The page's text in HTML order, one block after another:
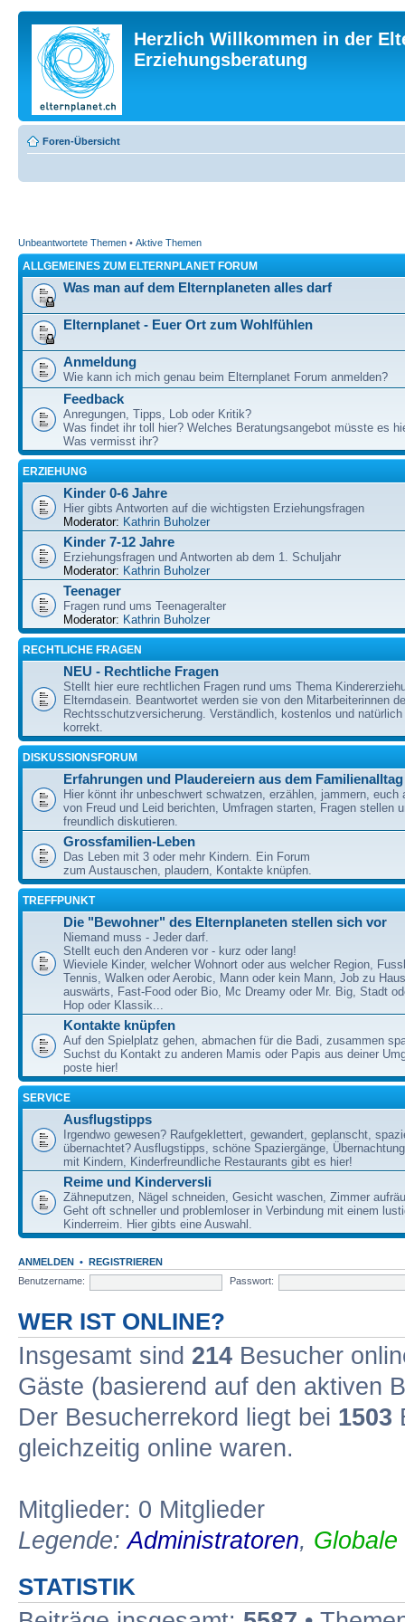
Herzlich Willkommen in der
Erziehungsberatung
Foren-Übersicht
Unbeantwortete Themen • Aktive Themen
ALLGEMEINES ZUM ELTERNPLANET FORUM
Was man auf dem Elternplaneten alles darf
Elternplanet - Euer Ort zum Wohlfühlen
Anmeldung
Wie kann ich mich genau beim Elternplanet Forum anmelden?
Feedback
Anregungen, Tipps, Lob oder Kritik?
Was findet ihr toll hier? Welches Beratungsangebot müsste es
Was vermisst ihr?
ERZIEHUNG
Kinder 0-6 Jahre
Hier gibts Antworten auf die wichtigsten Erziehungsfragen
Moderator: Kathrin Buholzer
Kinder 7-12 Jahre
Erziehungsfragen und Antworten ab dem 1. Schuljahr
Moderator: Kathrin Buholzer
Teenager
Fragen rund ums Teenageralter
Moderator: Kathrin Buholzer
RECHTLICHE FRAGEN
NEU - Rechtliche Fragen
Stellt hier eure rechtlichen Fragen rund ums Thema
Elterndasein. Beantwortet werden sie von den Mitarbeiterinnen
Rechtsschutzversicherung. Verständlich, kostenlos und
korrekt.
DISKUSSIONSFORUM
Erfahrungen und Plaudereiern aus dem Familienalltag
Hier könnt ihr unbeschwert schwatzen, erzählen, jammern, euch
von Freud und Leid berichten, Umfragen starten, Fragen stellen
freundlich diskutieren.
Grossfamilien-Leben
Das Leben mit 3 oder mehr Kindern. Ein Forum
zum Austauschen, plaudern, Kontakte knüpfen.
TREFFPUNKT
Die "Bewohner" des Elternplaneten stellen sich vor
Niemand muss - Jeder darf.
Stellt euch den Anderen vor - kurz oder lang!
Wieviele Kinder, welcher Wohnort oder aus welcher Region,
Tennis, Walken oder Aerobic, Mann oder kein Mann, Job zu
auswärts, Fast-Food oder Bio, Mc Dreamy oder Mr. Big, Stadt
Hop oder Klassik...
Kontakte knüpfen
Auf den Spielplatz gehen, abmachen für die Badi, zusammen
Suchst du Kontakt zu anderen Mamis oder Papis aus deiner
poste hier!
SERVICE
Ausflugstipps
Irgendwo gewesen? Raufgeklettert, gewandert, geplanscht,
übernachtet? Ausflugstipps, schöne Spaziergänge,
mit Kindern, Kinderfreundliche Restaurants gibt es hier!
Reime und Kinderversli
Zähneputzen, Nägel schneiden, Gesicht waschen, Zimmer
Geht oft schneller und problemloser in Verbindung mit einem
Kinderreim. Hier gibts eine Auswahl.
ANMELDEN • REGISTRIEREN
Benutzername:
Passwort:
WER IST ONLINE?
Insgesamt sind 214 Besucher
Gäste (basierend auf den aktiven
Der Besucherrekord liegt bei 1503
gleichzeitig online waren.
Mitglieder: 0 Mitglieder
Legende:Administratoren,
STATISTIK